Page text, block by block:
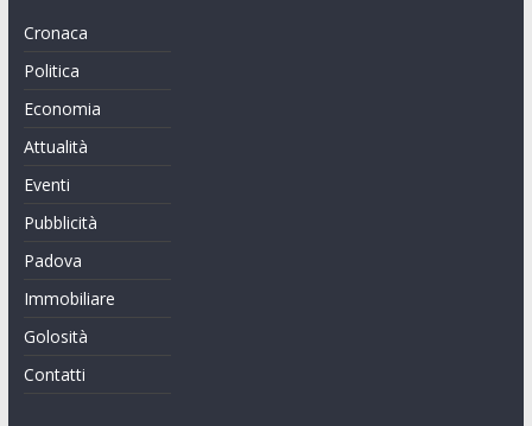
Cronaca
Politica
Economia
Attualità
Eventi
Pubblicità
Padova
Immobiliare
Golosità
Contatti